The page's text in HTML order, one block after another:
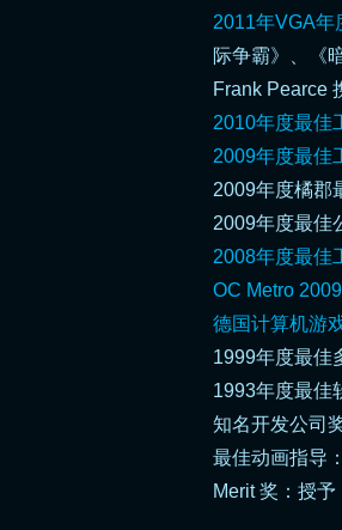
2011年VGA年
际争霸》、《
Frank Pearce
2010年度最佳
2009年度最佳
2009年度橘郡
2009年度最佳
2008年度最佳
OC Metro
德国计算机游
1999年度最佳
1993年度最佳
知名开发公司
最佳动画指导
Merit 奖：授